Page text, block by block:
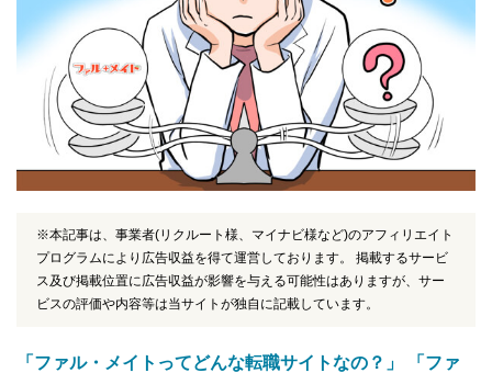
※本記事は、事業者(リクルート様、マイナビ様など)のアフィリエイト
プログラムにより広告収益を得て運営しております。 掲載するサービ
ス及び掲載位置に広告収益が影響を与える可能性はありますが、サー
ビスの評価や内容等は当サイトが独自に記載しています。
「ファル・メイトってどんな転職サイトなの？」
「ファ